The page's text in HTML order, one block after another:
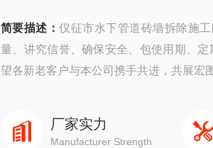
简要描述： 仪征市水下管道砖墙拆除施
量、讲究信誉、确保安全、包使用期、
望各新老客户与本公司携手共进，共展宏
厂家实力
Manufacturer Strength